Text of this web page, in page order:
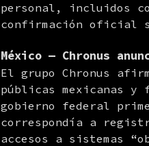
personal, incluidos
confirmación oficial
México — Chronus
El grupo Chronus
públicas mexicanas
gobierno federal
correspondía a
accesos a sistemas